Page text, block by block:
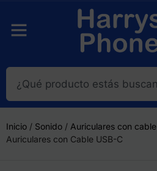
Inicio / Sonido / Auriculares con cable
Auriculares con Cable USB-C